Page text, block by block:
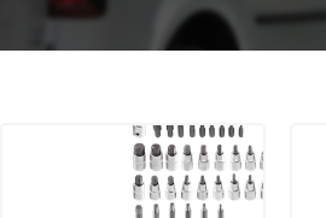
Бункерные кормушки и
Ниппельные поилки для